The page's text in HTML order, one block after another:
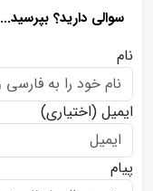
سوالی دارید؟ بپرسید...
نام
ایمیل (اختیاری)
پیام